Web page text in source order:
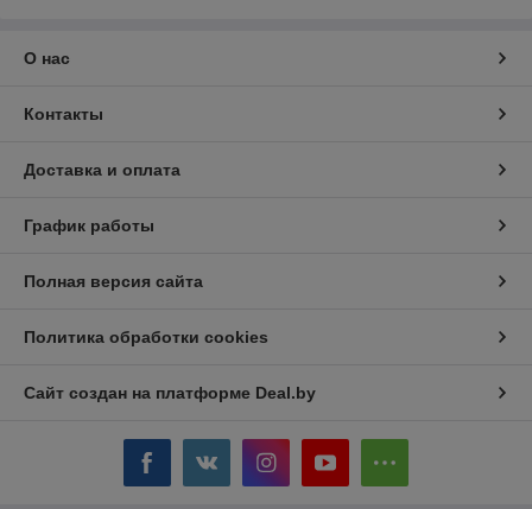
О нас
Контакты
Доставка и оплата
График работы
Полная версия сайта
Политика обработки cookies
Сайт создан на платформе Deal.by